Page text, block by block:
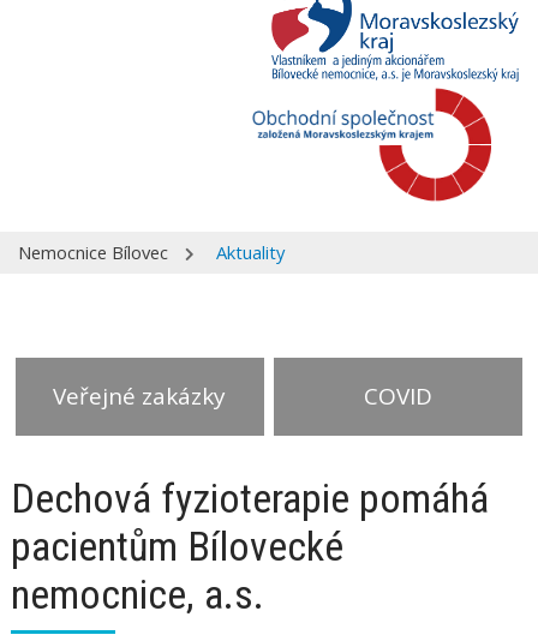
Nemocnice Bílovec Aktuality
Veřejné zakázky COVID
Dechová fyzioterapie pomáhá
pacientům Bílovecké
nemocnice, a.s.